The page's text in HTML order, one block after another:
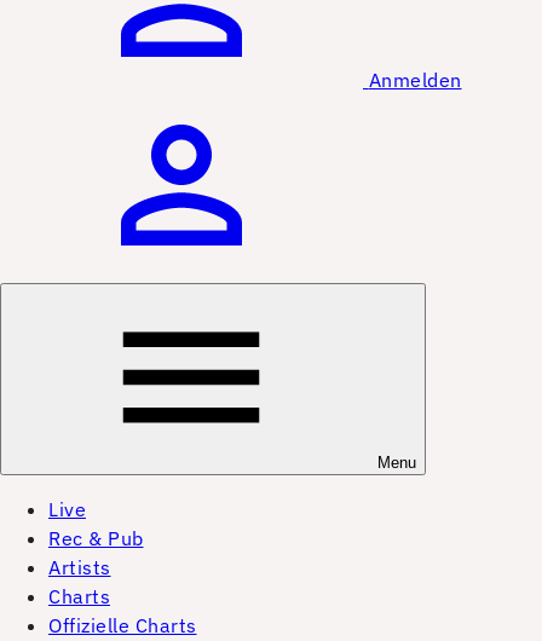
Anmelden
Menu
Live
Rec & Pub
Artists
Charts
Offizielle Charts